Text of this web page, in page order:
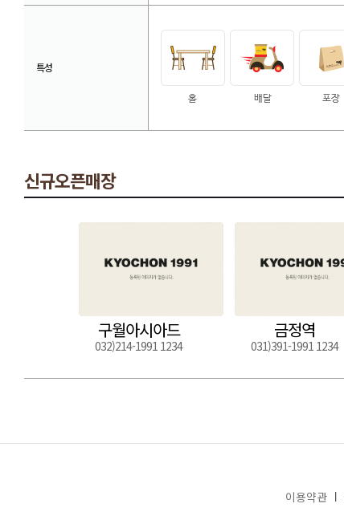
특성
신규오픈매장
구월아시아드
032)214-1991 1234
금정역
031)391-1991 1234
이용약관